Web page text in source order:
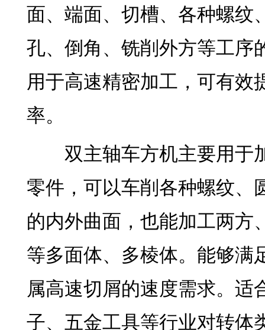
面、端面、切槽、各种螺纹
孔、倒角、铣削外方等工序
用于高速精密加工，可有效
率。
双主轴车方机主要用于
零件，可以车削各种螺纹、
的内外曲面，也能加工两方
等多面体、多棱体。能够满
属高速切屑的速度需求。适
子、五金工具等行业对转体